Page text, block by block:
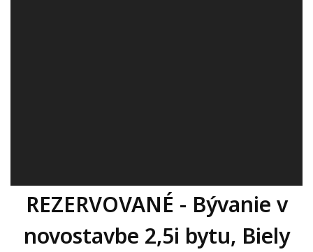
REZERVOVANÉ - Bývanie v
novostavbe 2,5i bytu, Biely